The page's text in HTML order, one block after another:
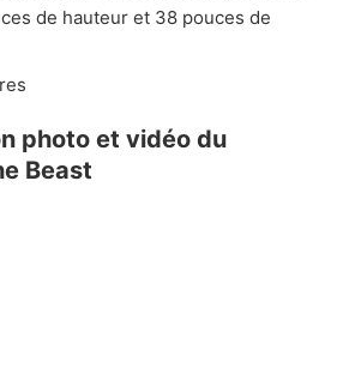
de hauteur et 38 pouces de
photo et vidéo du
Beast